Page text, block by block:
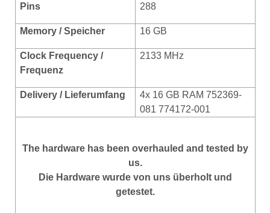
Pins 288
Memory / Speicher 16 GB
Clock Frequency /
Frequenz
2133 MHz
Delivery / Lieferumfang
4x 16 GB RAM 752369-
081 774172-001
The hardware has been overhauled and tested by
us.
Die Hardware wurde von uns überholt und
getestet.